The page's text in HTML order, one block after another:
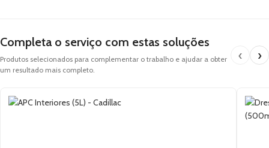
Completa o serviço com estas soluções
Produtos selecionados para complementar o trabalho e ajudar a obter
um resultado mais completo.
‹ ›